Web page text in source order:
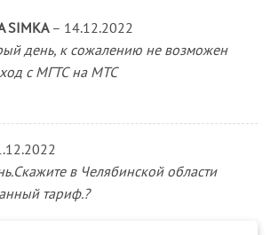
SIMKA– 14.12.2022
день, к сожалению не возможен
с МГТС на МТС
в Челябинской области
тариф.?